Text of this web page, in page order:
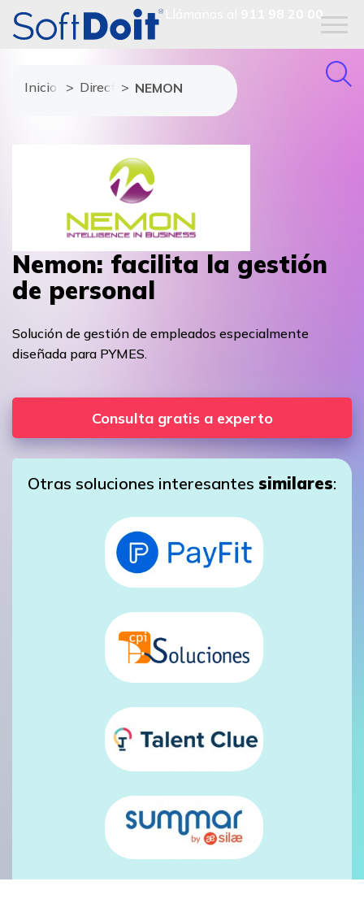
911 98 20 00
Inicio Directorio de proveedores
NEMON
Nemon: facilita la gestión
de personal
Solución de gestión de empleados especialmente
diseñada para PYMES.
Consulta gratis a experto
Otras soluciones interesantes similares: